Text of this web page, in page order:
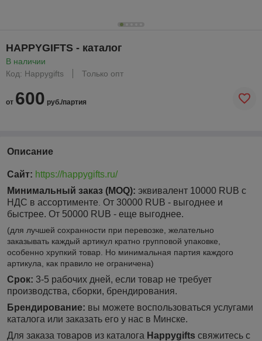
HAPPYGIFTS - каталог
В наличии
Код: Happygifts
Только опт
от 600 руб./партия
Описание
Сайт: https://happygifts.ru/
Минимальный заказ (MOQ): эквивалент 10000 RUB с
НДС в ассортименте От 30000 RUB - выгоднее и
быстрее. От 50000 RUB - еще выгоднее.
(для лучшей сохранности при перевозке, желательно
заказывать каждый артикул кратно групповой упаковке,
особенно хрупкий товар. Но минимальная партия каждого
артикула, как правило не ограничена)
Срок: 3-5 рабочих дней, если товар не требует
производства, сборки, брендирования.
Брендирование: вы можете воспользоваться услугами
каталога или заказать его у нас в Минске.
Для заказа товаров из каталога Happygifts свяжитесь с